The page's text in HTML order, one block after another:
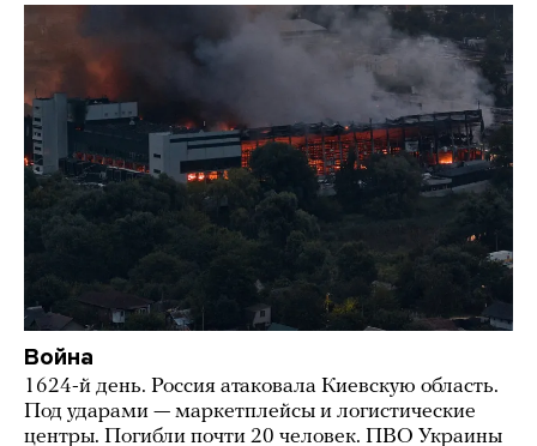
Война
1624-й день. Россия атаковала Киевскую область.
Под ударами — маркетплейсы и логистические
центры. Погибли почти 20 человек. ПВО Украины